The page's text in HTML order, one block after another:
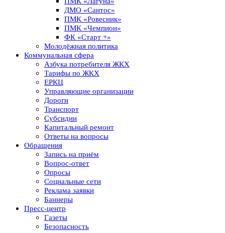
ДМО «Сантос»
ПМК «Ровесник»
ПМК «Чемпион»
ФК «Старт +»
Молодёжная политика
Коммунальная сфера
Азбука потребителя ЖКХ
Тарифы по ЖКХ
ЕРКЦ
Управляющие организации
Дороги
Транспорт
Субсидии
Капитальный ремонт
Ответы на вопросы
Обращения
Запись на приём
Вопрос-ответ
Опросы
Социальные сети
Реклама заявки
Баннеры
Пресс-центр
Газеты
Безопасность